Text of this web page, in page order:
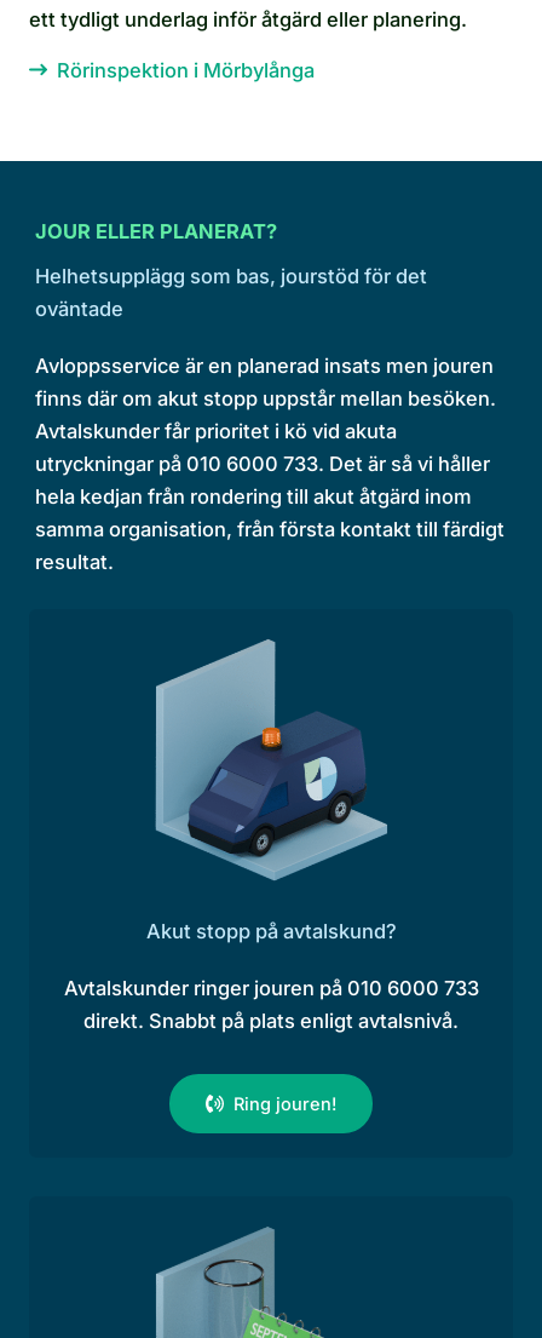
ett tydligt underlag inför åtgärd eller planering.
Rörinspektion i Mörbylånga
JOUR ELLER PLANERAT?
Helhetsupplägg som bas, jourstöd för det
oväntade
Avloppsservice är en planerad insats men jouren
finns där om akut stopp uppstår mellan besöken.
Avtalskunder får prioritet i kö vid akuta
utryckningar på 010 6000 733. Det är så vi håller
hela kedjan från rondering till akut åtgärd inom
samma organisation, från första kontakt till färdigt
resultat.
Akut stopp på avtalskund?
Avtalskunder ringer jouren på 010 6000 733
direkt. Snabbt på plats enligt avtalsnivå.
Ring jouren!